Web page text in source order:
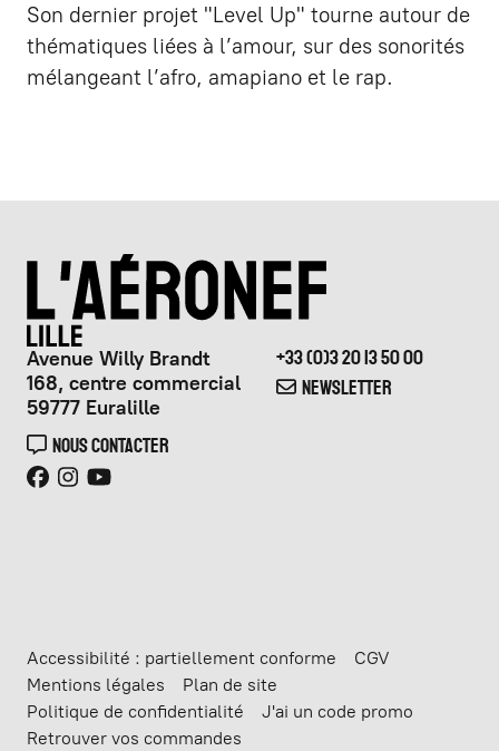
Son dernier projet "Level Up" tourne autour de
thématiques liées à l’amour, sur des sonorités
mélangeant l’afro, amapiano et le rap.
Avenue Willy Brandt
168, centre commercial
59777 Euralille
NOUS CONTACTER
+33 (0)3 20 13 50 00
NEWSLETTER
Accessibilité : partiellement conforme
CGV
Mentions légales
Plan de site
Politique de confidentialité
J'ai un code promo
Retrouver vos commandes